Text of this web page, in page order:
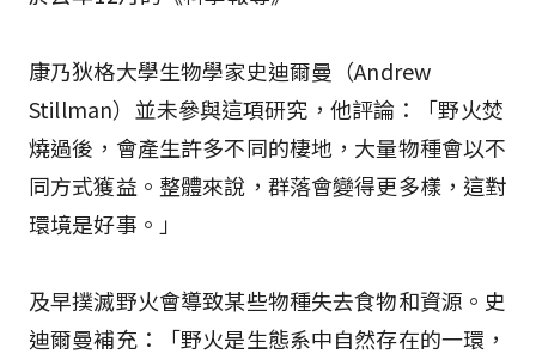
康乃狄格大學生物學家史迪爾曼（Andrew
Stillman）並未參與這項研究，他評論：「野火焚
燒過後，會產生許多不同的棲地，大量物種會以不
同方式獲益。整體來說，群落會變得更多樣，這對
環境是好事。」
及早撲滅野火會導致某些物種失去食物和資源。史
迪爾曼補充：「野火是生態系中自然存在的一環，